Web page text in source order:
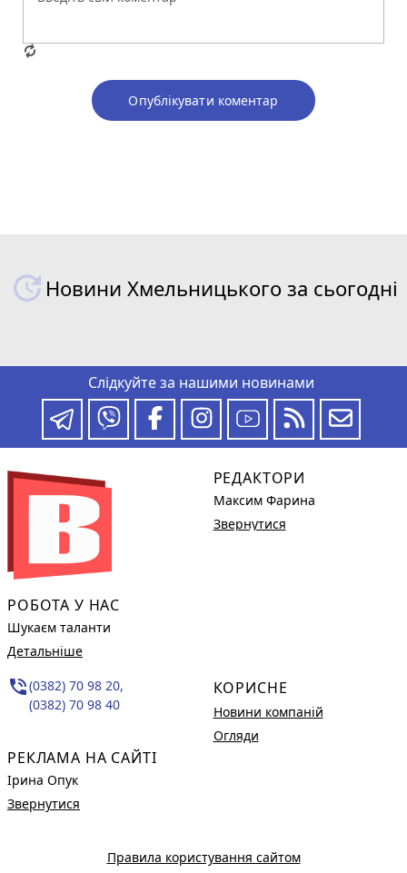
Опублікувати коментар
Новини Хмельницького за сьогодні
Слідкуйте за нашими новинами
РОБОТА У НАС
Шукаєм таланти
Детальніше
phone_in_talk(0382) 70 98 20,
(0382) 70 98 40
РЕКЛАМА НА САЙТІ
Ірина Опук
Звернутися
РЕДАКТОРИ
Максим Фарина
Звернутися
КОРИСНЕ
Новини компаній
Огляди
Правила користування сайтом